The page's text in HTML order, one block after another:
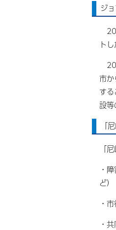
ジ
ト
市
す
設等
「
「
・
ど）
・
・